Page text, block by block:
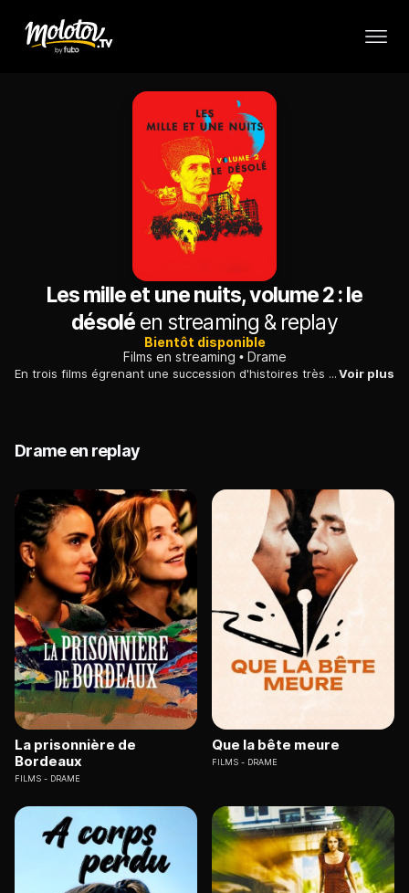
Les mille et une nuits, volume 2 : le
désoléen streaming & replay
Bientôt disponible
Films en streaming
Drame
En trois films égrenant une succession d'histoires très différentes, à la manière du recueil de contes qui l'a inspiré, Miguel Gomes réalise un portrait de son pays ravagé par l'austérité.Voir plus
Drame en replay
La prisonnière de
Bordeaux
FILMS DRAME
Que la bête meure
FILMS DRAME